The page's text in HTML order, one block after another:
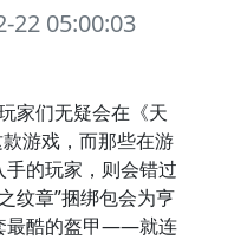
22 05:00:03
家们无疑会在《天
游戏，而那些在游
的玩家，则会错过
纹章”捆绑包会为亨
最酷的盔甲——就连